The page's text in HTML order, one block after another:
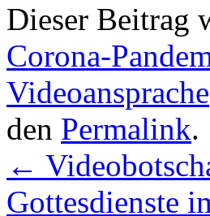
Dieser Beitrag
Corona-
Videoansprache
den Permalink.
←
Gottesdienste